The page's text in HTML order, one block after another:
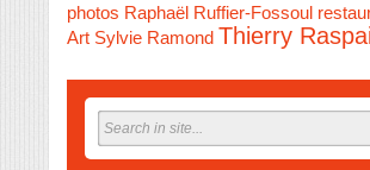
photos Raphaël Ruffier-Fossoul
Art Sylvie Ramond Thierry Raspail